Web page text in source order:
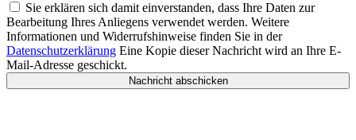
Sie erklären sich damit einverstanden, dass Ihre Daten zur
Bearbeitung Ihres Anliegens verwendet werden. Weitere
Informationen und Widerrufshinweise finden Sie in der
Datenschutzerklärung Eine Kopie dieser Nachricht wird an Ihre E-
Mail-Adresse geschickt.
Nachricht abschicken